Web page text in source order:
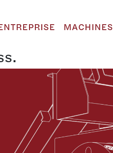
MACHINES